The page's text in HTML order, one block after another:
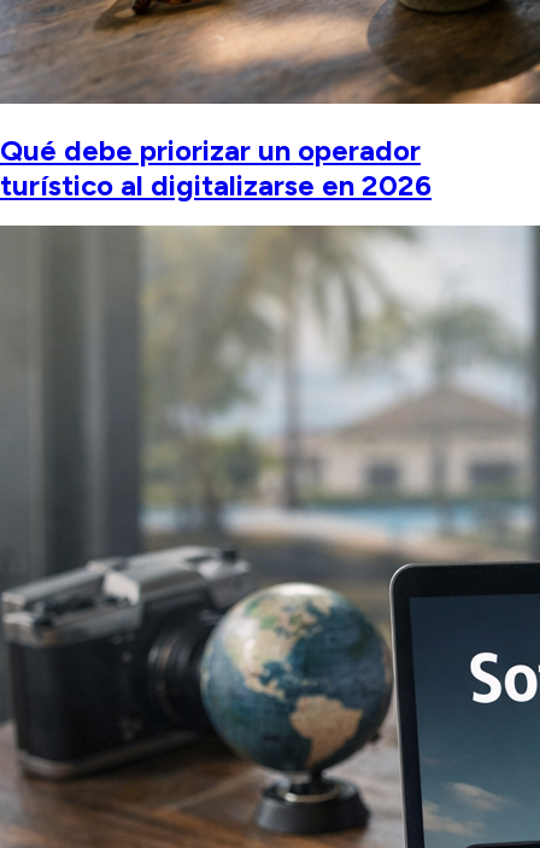
Qué debe priorizar un operador
turístico al digitalizarse en 2026